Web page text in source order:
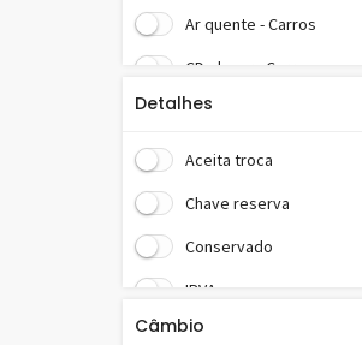
Ar quente - Carros
CD player - Carros
Direção hidráulica - Carros
MP3 player - Carros
Sistema de som - Carros
Trava elétrica - Carros
Vidros elétricos - Carros
Detalhes
Aceita troca
Chave reserva
Conservado
IPVA pago
Manual do fabricante
Câmbio